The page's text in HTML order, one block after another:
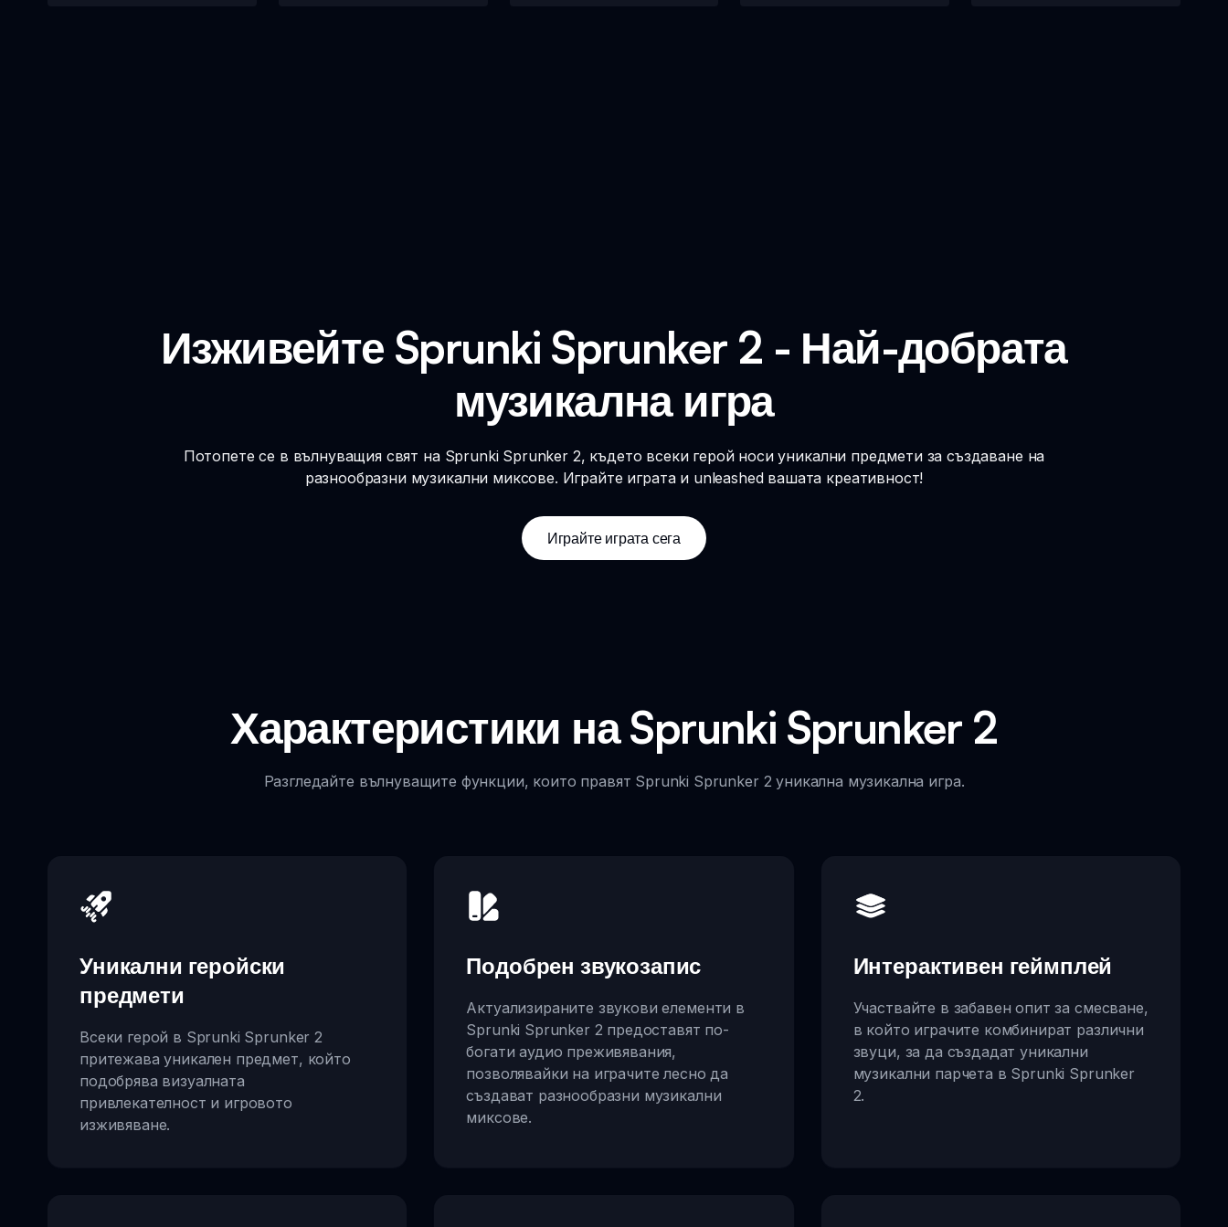
Изживейте Sprunki Sprunker 2 - Най-добрата
музикална игра
Потопете се в вълнуващия свят на Sprunki Sprunker 2, където всеки герой носи уникални предмети за създаване на
разнообразни музикални миксове. Играйте играта и unleashed вашата креативност!
Играйте играта сега
Характеристики на Sprunki Sprunker 2
Разгледайте вълнуващите функции, които правят Sprunki Sprunker 2 уникална музикална игра.
Уникални геройски
предмети
Всеки герой в Sprunki Sprunker 2
притежава уникален предмет, който
подобрява визуалната
привлекателност и игровото
изживяване.
Подобрен звукозапис
Актуализираните звукови елементи в
Sprunki Sprunker 2 предоставят по-
богати аудио преживявания,
позволявайки на играчите лесно да
създават разнообразни музикални
миксове.
Интерактивен геймплей
Участвайте в забавен опит за смесване,
в който играчите комбинират различни
звуци, за да създадат уникални
музикални парчета в Sprunki Sprunker
2.